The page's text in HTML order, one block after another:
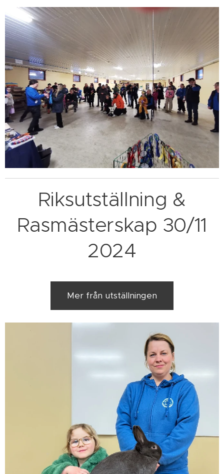
Riksutställning &
Rasmästerskap 30/11
2024
Mer från utställningen